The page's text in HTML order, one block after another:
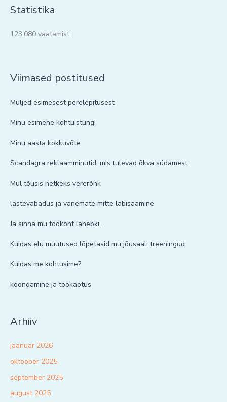
Statistika
123,080 vaatamist
Viimased postitused
Muljed esimesest perelepitusest
Minu esimene kohtuistung!
Minu aasta kokkuvõte
Scandagra reklaamminutid, mis tulevad õkva südamest.
Mul tõusis hetkeks vererõhk
lastevabadus ja vanemate mitte läbisaamine
Ja sinna mu töökoht lähebki..
Kuidas elu muutused lõpetasid mu jõusaali treeningud
Kuidas me kohtusime?
koondamine ja töökaotus
Arhiiv
jaanuar 2026
oktoober 2025
september 2025
august 2025